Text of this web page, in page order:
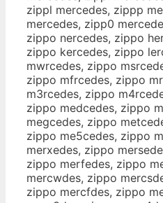
zippl mercedes, zippp
mercedes, zipp0
zippo nercedes, zippo
zippo kercedes, zippo
mwrcedes, zippo
zippo mfrcedes, zippo
m3rcedes, zippo
zippo medcedes, zippo
megcedes, zippo
zippo me5cedes, zippo
merxedes, zippo
zippo merfedes, zippo
mercwdes, zippo
zippo mercfdes, zippo